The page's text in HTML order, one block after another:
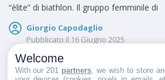
“èlite” di biathlon. Il gruppo femminile di
Giorgio Capodaglio
Pubblicato il 16 Giugno 2025
Welcome
With our 201 partners , we wish to store